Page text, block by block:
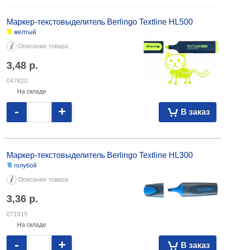
Маркер-текстовыделитель Berlingo Textline HL500
желтый
Описание товара
3,48 р.
047620
На складе
В заказ
- +
желтый 3,36 071916 зеленый 3,36 071917
Маркер-текстовыделитель Berlingo Textline HL300
голубой
Описание товара
3,36 р.
071915
На складе
В заказ
- +